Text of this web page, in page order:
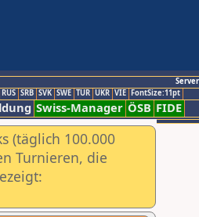
RUS SRB SVK SWE TUR UKR VIE FontSize:11pt
Swiss-Manager ÖSB FIDE
(täglich 100.000
Turnieren, die